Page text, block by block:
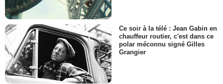
Ce soir à la télé : Jean Gabin en
chauffeur routier, c'est dans ce
polar méconnu signé Gilles
Grangier